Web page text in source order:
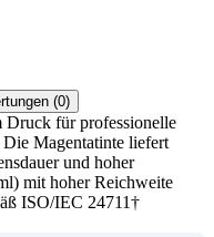
(0)
Druck für professionelle
Magentatinte liefert
und hoher
mit hoher Reichweite
ISO/IEC 24711†